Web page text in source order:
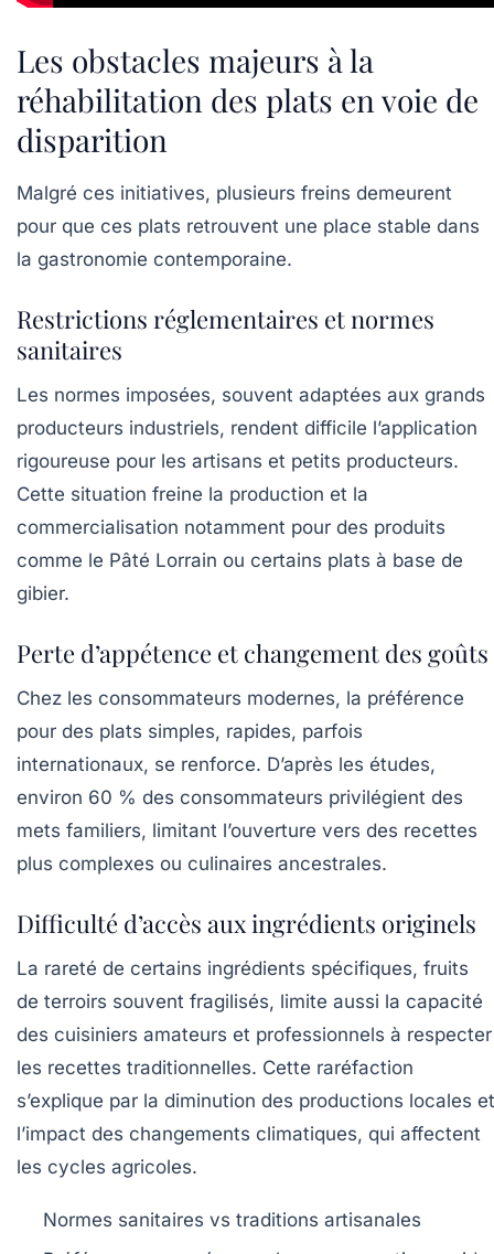
Les obstacles majeurs à la
réhabilitation des plats en voie de
disparition
Malgré ces initiatives, plusieurs freins demeurent
pour que ces plats retrouvent une place stable dans
la gastronomie contemporaine.
Restrictions réglementaires et normes
sanitaires
Les normes imposées, souvent adaptées aux grands
producteurs industriels, rendent difficile l’application
rigoureuse pour les artisans et petits producteurs.
Cette situation freine la production et la
commercialisation notamment pour des produits
comme le Pâté Lorrain ou certains plats à base de
gibier.
Perte d’appétence et changement des goûts
Chez les consommateurs modernes, la préférence
pour des plats simples, rapides, parfois
internationaux, se renforce. D’après les études,
environ 60 % des consommateurs privilégient des
mets familiers, limitant l’ouverture vers des recettes
plus complexes ou culinaires ancestrales.
Difficulté d’accès aux ingrédients originels
La rareté de certains ingrédients spécifiques, fruits
de terroirs souvent fragilisés, limite aussi la capacité
des cuisiniers amateurs et professionnels à respecter
les recettes traditionnelles. Cette raréfaction
s’explique par la diminution des productions locales et
l’impact des changements climatiques, qui affectent
les cycles agricoles.
Normes sanitaires vs traditions artisanales